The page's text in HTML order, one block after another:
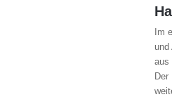
Im
und
aus